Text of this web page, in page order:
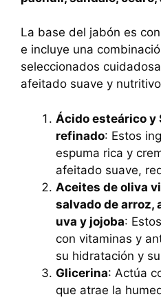
La base del jabón es
e incluye una
seleccionados
afeitado suave y
Ácido esteárico y
refinado: Estos
espuma rica y
afeitado suave,
Aceites de oliva
salvado de arroz,
uva y jojoba:
con vitaminas y
su hidratación y
Glicerina: Actúa
que atrae la